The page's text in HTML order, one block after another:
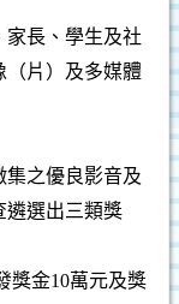
家長、學生及社
（片）及多媒體
集之優良影音及
遴選出三類獎
獎金10萬元及獎